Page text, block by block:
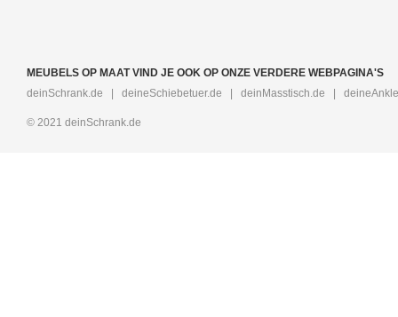
MEUBELS OP MAAT VIND JE OOK OP ONZE VERDERE WEBPAGINA'S
deinSchrank.de | deineSchiebetuer.de | deinMasstisch.de |
© 2021 deinSchrank.de